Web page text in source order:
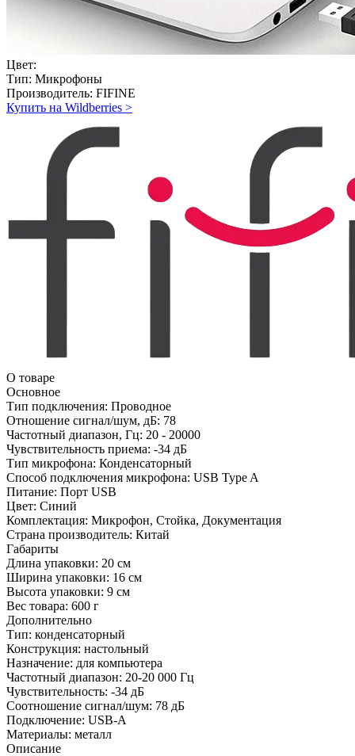
Цвет:
Тип: Микрофоны
Производитель: FIFINE
Купить на Wildberries >
О товаре
Основное
Тип подключения: Проводное
Отношение сигнал/шум, дБ: 78
Частотный диапазон, Гц: 20 - 20000
Чувствительность приема: -34 дБ
Тип микрофона: Конденсаторный
Способ подключения микрофона: USB Type A
Питание: Порт USB
Цвет: Синий
Комплектация: Микрофон, Стойка, Документация
Страна производитель: Китай
Габариты
Длина упаковки: 20 см
Ширина упаковки: 16 см
Высота упаковки: 9 см
Вес товара: 600 г
Дополнительно
Тип: конденсаторный
Конструкция: настольный
Назначение: для компьютера
Частотный диапазон: 20-20 000 Гц
Чувствительность: -34 дБ
Соотношение сигнал/шум: 78 дБ
Подключение: USB-A
Материалы: металл
Описание